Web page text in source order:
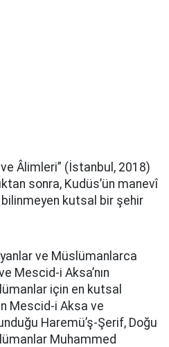
Âlimleri” (İstanbul, 2018)
sonra, Kudüs’ün manevî
kutsal bir şehir
ve Müslümanlarca
Mescid-i Aksa’nın
için en kutsal
Mescid-i Aksa ve
Haremü’ş-Şerif, Doğu
Muhammed